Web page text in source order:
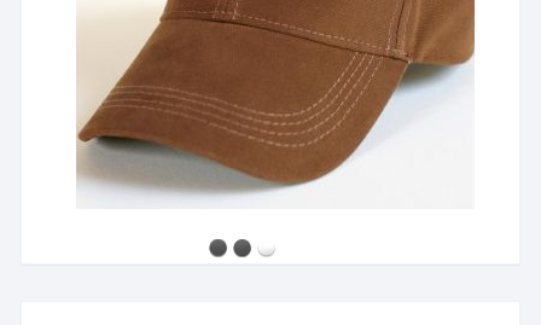
Мисливський капелюх з широкими полями